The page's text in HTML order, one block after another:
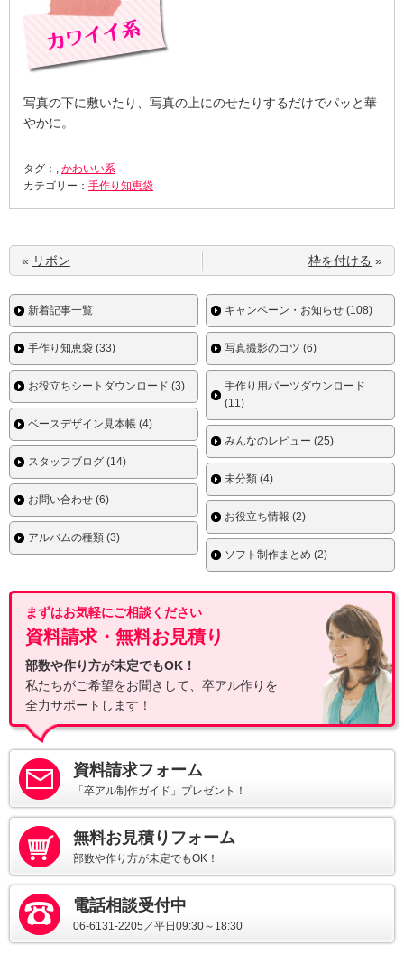
写真の下に敷いたり、写真の上にのせたりするだけでパッと華
やかに。
タグ：, かわいい系
カテゴリー： 手作り知恵袋
« リボン 枠を付ける »
新着記事一覧 キャンペーン・お知らせ (108)
手作り知恵袋 (33) 写真撮影のコツ (6)
お役立ちシートダウンロード (3)
手作り用パーツダウンロード
(11)
ベースデザイン見本帳 (4)
みんなのレビュー (25)
スタッフブログ (14)
未分類 (4)
お問い合わせ (6)
お役立ち情報 (2)
アルバムの種類 (3)
ソフト制作まとめ (2)
まずはお気軽にご相談ください
資料請求・無料お見積り
部数や作り方が未定でもOK！
私たちがご希望をお聞きして、卒アル作りを
全力サポートします！
資料請求フォーム
「卒アル制作ガイド」プレゼント！
無料お見積りフォーム
部数や作り方が未定でもOK！
電話相談受付中
06-6131-2205／平日09:30～18:30